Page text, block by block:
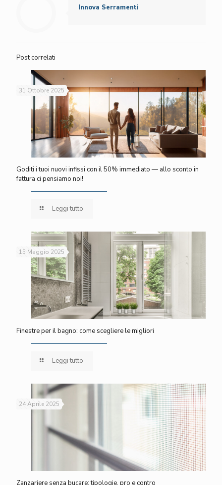
Innova Serramenti
Post correlati
31 Ottobre 2025
Goditi i tuoi nuovi infissi con il 50% immediato — allo sconto in
fattura ci pensiamo noi!
Leggi tutto
15 Maggio 2025
Finestre per il bagno: come scegliere le migliori
Leggi tutto
24 Aprile 2025
Zanzariere senza bucare: tipologie, pro e contro